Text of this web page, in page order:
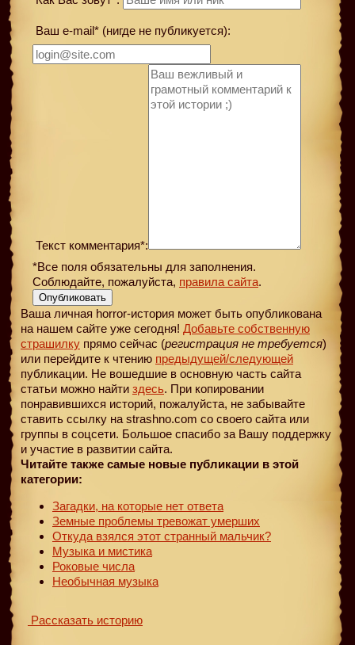
Ваш e-mail* (нигде не публикуется):
Текст комментария*:
*Все поля обязательны для заполнения.
Соблюдайте, пожалуйста, правила сайта.
Опубликовать
Ваша личная horror-история может быть опубликована
на нашем сайте уже сегодня! Добавьте собственную
страшилку прямо сейчас (регистрация не требуется)
или перейдите к чтению предыдущей/следующей
публикации. Не вошедшие в основную часть сайта
статьи можно найти здесь. При копировании
понравившихся историй, пожалуйста, не забывайте
ставить ссылку на strashno.com со своего сайта или
группы в соцсети. Большое спасибо за Вашу поддержку
и участие в развитии сайта.
Читайте также самые новые публикации в этой
категории:
Загадки, на которые нет ответа
Земные проблемы тревожат умерших
Откуда взялся этот странный мальчик?
Музыка и мистика
Роковые числа
Необычная музыка
Рассказать историю